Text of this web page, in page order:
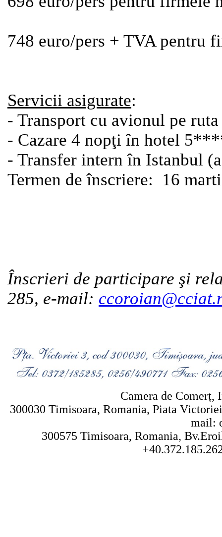
748 euro/pers + TVA pentru
Servicii asigurate:
- Transport cu avionul pe
- Cazare 4 nopţi în hotel
- Transfer intern în Istanbul
Termen de înscriere: 16
Înscrieri de participare şi
285, e-mail:
Camera de
300030 Timisoara, Romania, Piata
mail:
300575 Timisoara, Romania,